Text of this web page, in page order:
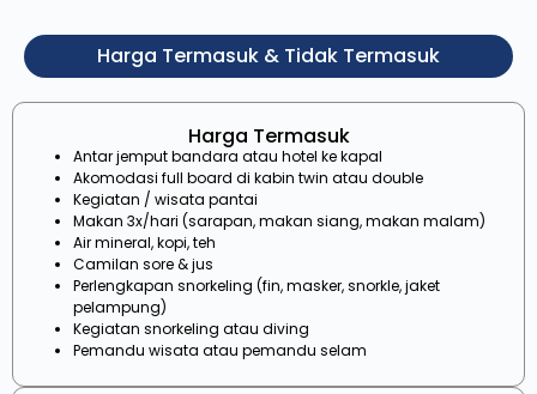
Harga Termasuk & Tidak Termasuk
Harga Termasuk
Antar jemput bandara atau hotel ke kapal
Akomodasi full board di kabin twin atau double
Kegiatan / wisata pantai
Makan 3x/hari (sarapan, makan siang, makan malam)
Air mineral, kopi, teh
Camilan sore & jus
Perlengkapan snorkeling (fin, masker, snorkle, jaket
pelampung)
Kegiatan snorkeling atau diving
Pemandu wisata atau pemandu selam